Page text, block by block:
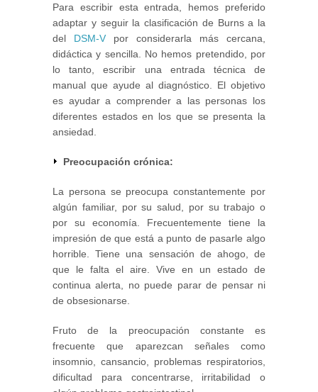
Para escribir esta entrada, hemos preferido
adaptar y seguir la clasificación de Burns a la
del DSM-V por considerarla más cercana,
didáctica y sencilla. No hemos pretendido, por
lo tanto, escribir una entrada técnica de
manual que ayude al diagnóstico. El objetivo
es ayudar a comprender a las personas los
diferentes estados en los que se presenta la
ansiedad.
Preocupación crónica:
La persona se preocupa constantemente por
algún familiar, por su salud, por su trabajo o
por su economía. Frecuentemente tiene la
impresión de que está a punto de pasarle algo
horrible. Tiene una sensación de ahogo, de
que le falta el aire. Vive en un estado de
continua alerta, no puede parar de pensar ni
de obsesionarse.
Fruto de la preocupación constante es
frecuente que aparezcan señales como
insomnio, cansancio, problemas respiratorios,
dificultad para concentrarse, irritabilidad o